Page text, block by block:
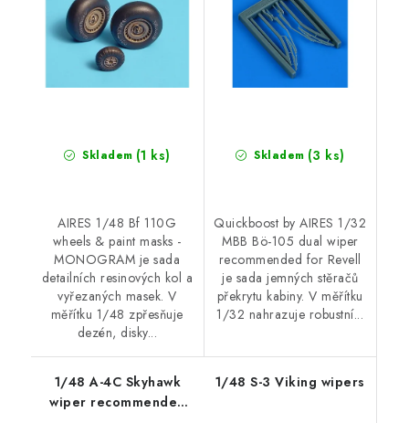
Skladem (1 ks)
AIRES 1/48 Bf 110G
wheels & paint masks -
MONOGRAM je sada
detailních resinových kol a
vyřezaných masek. V
měřítku 1/48 zpřesňuje
dezén, disky...
Skladem (3 ks)
Quickboost by AIRES 1/32
MBB Bö-105 dual wiper
recommended for Revell
je sada jemných stěračů
překrytu kabiny. V měřítku
1/32 nahrazuje robustní...
1/48 A-4C Skyhawk
wiper recommended
1/48 S-3 Viking wipers